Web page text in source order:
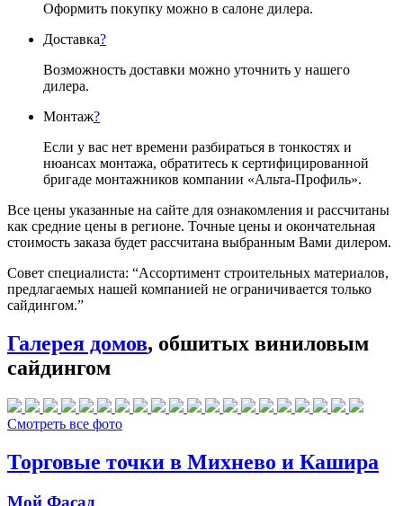
Оформить покупку можно в салоне дилера.
Доставка?
Возможность доставки можно уточнить у нашего
дилера.
Монтаж?
Если у вас нет времени разбираться в тонкостях и
нюансах монтажа, обратитесь к сертифицированной
бригаде монтажников компании «Альта-Профиль».
Все цены указанные на сайте для ознакомления и рассчитаны
как средние цены в регионе. Точные цены и окончательная
стоимость заказа будет рассчитана выбранным Вами дилером.
Совет специалиста: “Ассортимент строительных материалов,
предлагаемых нашей компанией не ограничивается только
сайдингом.”
Галерея домов, обшитых виниловым
сайдингом
Смотреть все фото
Торговые точки в Михнево и Кашира
Мой Фасад